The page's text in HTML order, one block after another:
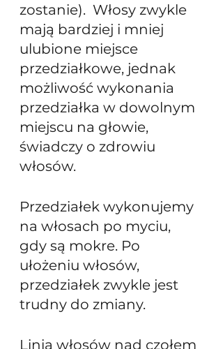
zostanie).  Włosy zwykle
mają bardziej i mniej
ulubione miejsce
przedziałkowe, jednak
możliwość wykonania
przedziałka w dowolnym
miejscu na głowie,
świadczy o zdrowiu
włosów.
Przedziałek wykonujemy
na włosach po myciu,
gdy są mokre. Po
ułożeniu włosów,
przedziałek zwykle jest
trudny do zmiany.
Linia włosów nad czołem